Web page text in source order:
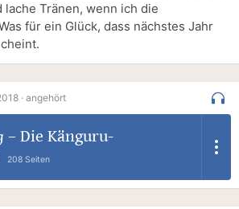
lache Tränen, wenn ich die
für ein Glück, dass nächstes Jahr
· angehört
– Die Känguru-
208 Seiten